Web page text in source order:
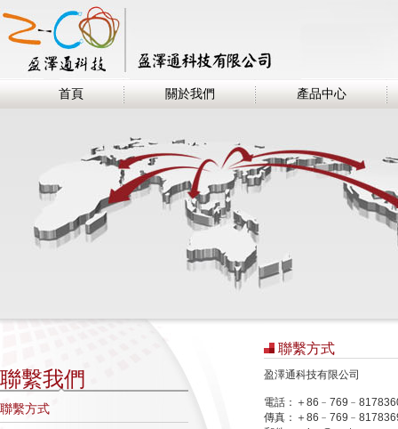
首頁 關於我們 產品中心
聯繫我們
聯繫方式
聯繫方式
盈澤通科技有限公司
電話：＋
傳真：＋